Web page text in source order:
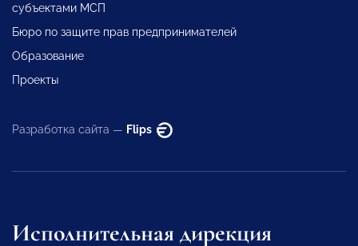
субъектами МСП
Бюро по защите прав предпринимателей
Образование
Проекты
Разработка сайта — Flips
Исполнительная дирекция